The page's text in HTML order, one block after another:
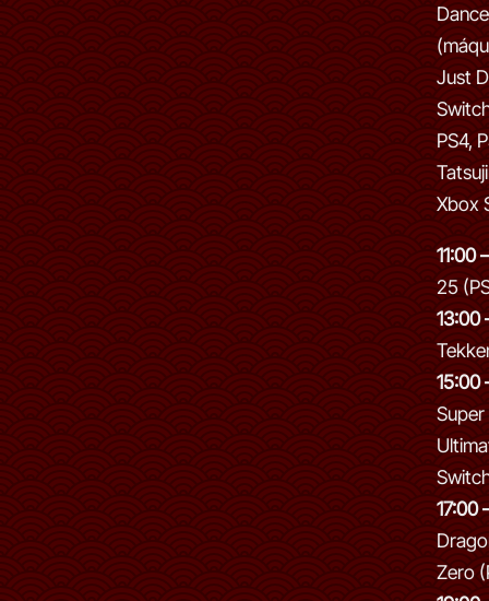
Just
PS4,
Xbox
11:00 –
25
13:00
15:00
Super
17:00
Zero